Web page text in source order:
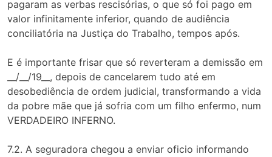
pagaram as verbas rescisórias, o que só foi pago em
valor infinitamente inferior, quando de audiência
conciliatória na Justiça do Trabalho, tempos após.
E é importante frisar que só reverteram a demissão em
__/__/19__, depois de cancelarem tudo até em
desobediência de ordem judicial, transformando a vida
da pobre mãe que já sofria com um filho enfermo, num
VERDADEIRO INFERNO.
7.2. A seguradora chegou a enviar oficio informando